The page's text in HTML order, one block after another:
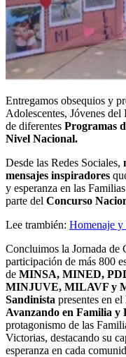
Entregamos obsequios y
Adolescentes, Jóvenes
de diferentes Programas
Nivel Nacional.
Desde las Redes Sociales,
mensajes inspiradores
y esperanza en las
parte del Concurso
Lee trambién: Homenaje y
Concluimos la Jornada de
participación de más 800
de MINSA, MINED,
MINJUVE, MILAVF y
Sandinista presentes en el
Avanzando en Familia y
protagonismo de las
Victorias, destacando su
esperanza en cada